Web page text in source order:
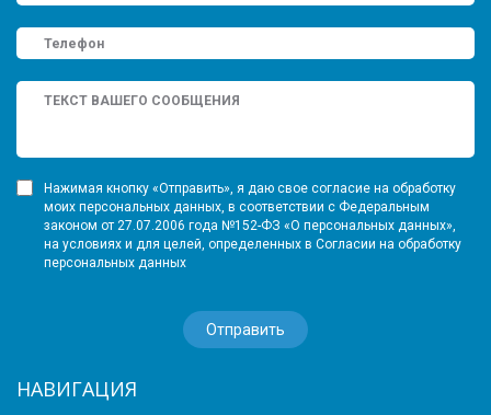
Нажимая кнопку «Отправить», я даю свое согласие на обработку
моих персональных данных, в соответствии с Федеральным
законом от 27.07.2006 года №152-ФЗ «О персональных данных»,
на условиях и для целей, определенных в Согласии на обработку
персональных данных
НАВИГАЦИЯ